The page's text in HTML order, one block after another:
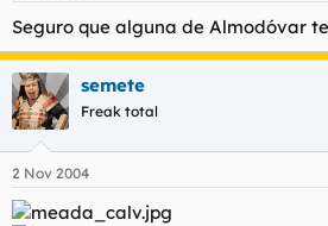
Seguro que alguna de Almodóvar
semete
Freak total
2 Nov 2004